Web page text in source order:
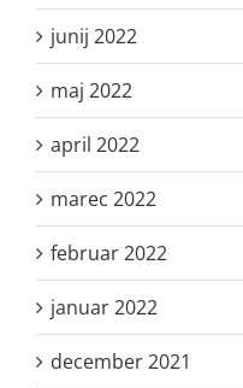
junij 2022
maj 2022
april 2022
marec 2022
februar 2022
januar 2022
december 2021